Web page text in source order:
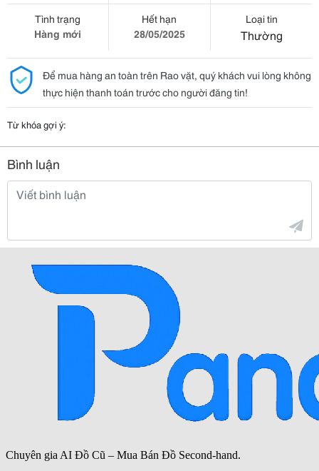
Tình trạng
Hàng mới
Hết hạn
28/05/2025
Loại tin
Thường
Để mua hàng an toàn trên Rao vặt, quý khách vui lòng không
thực hiện thanh toán trước cho người đăng tin!
Từ khóa gợi ý:
Bình luận